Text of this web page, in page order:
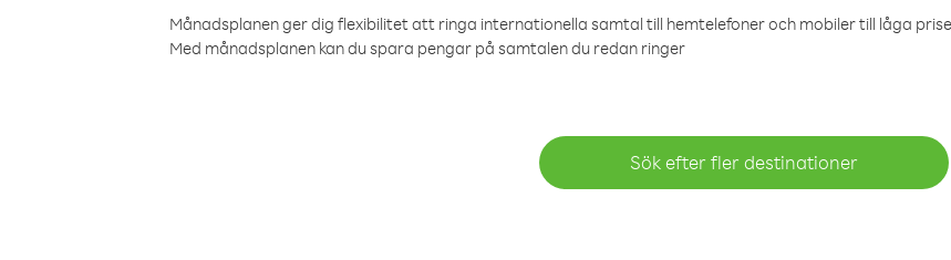
Månadsplanen ger dig flexibilitet att ringa internationella samtal till hemtelefoner och mobiler till låga
Med månadsplanen kan du spara pengar på samtalen du redan ringer
Sök efter fler destinationer